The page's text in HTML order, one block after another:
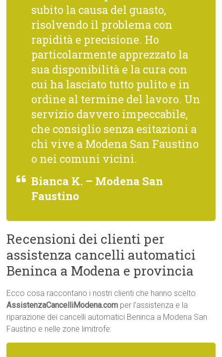
subito la causa del guasto,
risolvendo il problema con
rapidità e precisione. Ho
particolarmente apprezzato la
sua disponibilità e la cura con
cui ha lasciato tutto pulito e in
ordine al termine del lavoro. Un
servizio davvero impeccabile,
che consiglio senza esitazioni a
chi vive a Modena San Faustino
o nei comuni vicini.
Bianca K. – Modena San
Faustino
Recensioni dei clienti per
assistenza cancelli automatici
Beninca a Modena e provincia
Ecco cosa raccontano i nostri clienti che hanno scelto
AssistenzaCancelliModena.com per l’assistenza e la
riparazione dei cancelli automatici Beninca a Modena San
Faustino e nelle zone limitrofe: